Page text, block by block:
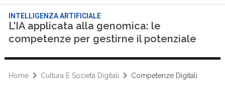
INTELLIGENZA ARTIFICIALE
L’IA applicata alla genomica: le
competenze per gestirne il potenziale
Home Cultura E Società Digitali Competenze Digitali